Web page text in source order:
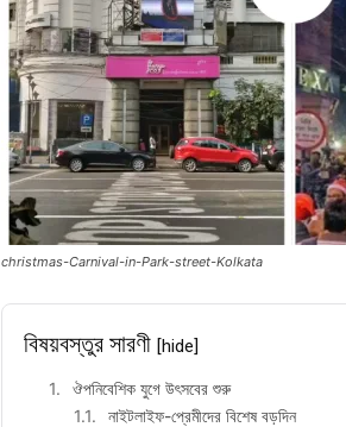
christmas-Carnival-in-Park-street-Kolkata
বিষয়বস্তুর সারণী [hide]
ঔপনিবেশিক যুগে উৎসবের শুরু
নাইটলাইফ-প্রেমীদের বিশেষ বড়দিন